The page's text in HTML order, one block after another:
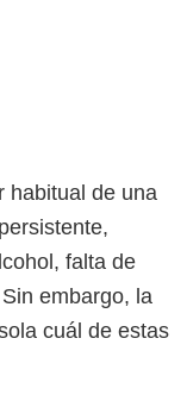
habitual de una
falta de
embargo, la
cuál de estas